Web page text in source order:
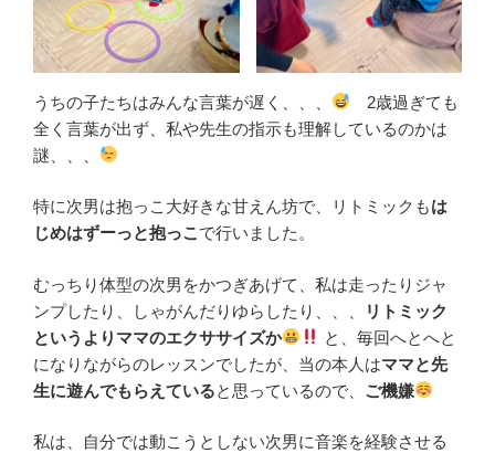
うちの子たちはみんな言葉が遅く、、、
2歳過ぎても
全く言葉が出ず、私や先生の指示も理解しているのかは
謎、、、
特に次男は抱っこ大好きな甘えん坊で、リトミックもは
じめはずーっと抱っこ で行いました。
むっちり体型の次男をかつぎあげて、私は走ったりジャ
ンプしたり、しゃがんだりゆらしたり、、、
リトミック
というよりママのエクササイズか
と、毎回へとへと
になりながらのレッスンでしたが、当の本人はママと先
生に遊んでもらえていると思っているので、 ご機嫌
私は、自分では動こうとしない次男に音楽を経験させる